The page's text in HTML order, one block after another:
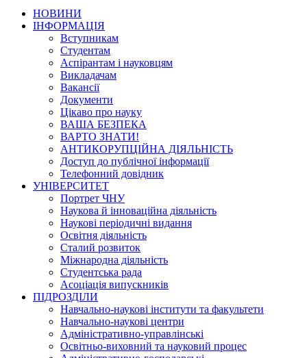
НОВИНИ
ІНФОРМАЦІЯ
Вступникам
Студентам
Аспірантам і науковцям
Викладачам
Вакансії
Документи
Цікаво про науку
ВАША БЕЗПЕКА
ВАРТО ЗНАТИ!
АНТИКОРУПЦІЙНА ДІЯЛЬНІСТЬ
Доступ до публічної інформації
Телефонний довідник
УНІВЕРСИТЕТ
Портрет ЧНУ
Наукова й інноваційна діяльність
Наукові періодичні видання
Освітня діяльність
Сталий розвиток
Міжнародна діяльність
Студентська рада
Асоціація випускників
ПІДРОЗДІЛИ
Навчально-наукові інститути та факультети
Навчально-наукові центри
Адміністративно-управлінські
Освітньо-виховний та науковий процес